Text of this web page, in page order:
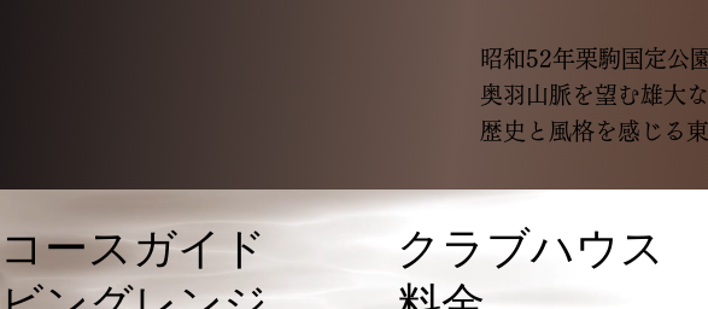
昭和52年栗駒国定公
奥羽山脈を望む雄大
歴史と風格を感じる
​​コースガイド クラブハウス